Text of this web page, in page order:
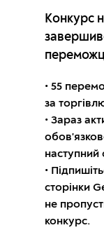
Конкурс
• 55
за
• Зараз
наступний
•
сторінки
не
конкурс.